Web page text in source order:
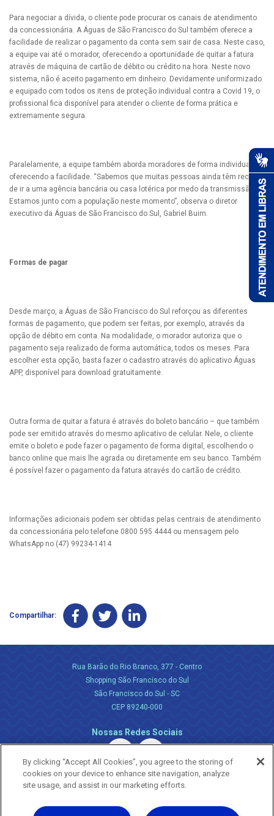
Para negociar a dívida, o cliente pode procurar os canais de atendimento
da concessionária. A Águas de São Francisco do Sul também oferece a
facilidade de realizar o pagamento da conta sem sair de casa. Neste caso,
a equipe vai até o morador, oferecendo a oportunidade de quitar a fatura
através de máquina de cartão de débito ou crédito na hora. Neste novo
sistema, não é aceito pagamento em dinheiro. Devidamente uniformizado
e equipado com todos os itens de proteção individual contra a Covid 19, o
profissional fica disponível para atender o cliente de forma prática e
extremamente segura.
Paralelamente, a equipe também aborda moradores de forma individual
oferecendo a facilidade. “Sabemos que muitas pessoas ainda têm receio
de ir a uma agência bancária ou casa lotérica por medo da transmissão.
Estamos junto com a população neste momento”, observa o diretor
executivo da Águas de São Francisco do Sul, Gabriel Buim.
Formas de pagar
Desde março, a Águas de São Francisco do Sul reforçou as diferentes
formas de pagamento, que podem ser feitas, por exemplo, através da
opção de débito em conta. Na modalidade, o morador autoriza que o
pagamento seja realizado de forma automática, todos os meses. Para
escolher esta opção, basta fazer o cadastro através do aplicativo Águas
APP, disponível para download gratuitamente.
Outra forma de quitar a fatura é através do boleto bancário – que também
pode ser emitido através do mesmo aplicativo de celular. Nele, o cliente
emite o boleto e pode fazer o pagamento de forma digital, escolhendo o
banco online que mais lhe agrada ou diretamente em seu banco. Também
é possível fazer o pagamento da fatura através do cartão de crédito.
Informações adicionais podem ser obtidas pelas centrais de atendimento
da concessionária pelo telefone 0800 595 4444 ou mensagem pelo
WhatsApp no (47) 99234-1414
Compartilhar:
Rua Barão do Rio Branco, 377 - Centro
Shopping São Francisco do Sul
São Francisco do Sul - SC
CEP 89240-000
Nossas Redes Sociais
By clicking “Accept All Cookies”, you agree to the storing of
cookies on your device to enhance site navigation, analyze
site usage, and assist in our marketing efforts.